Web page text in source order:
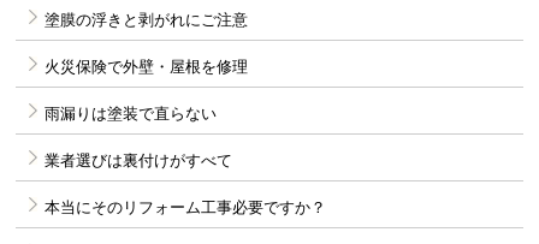
塗膜の浮きと剥がれにご注意
火災保険で外壁・屋根を修理
雨漏りは塗装で直らない
業者選びは裏付けがすべて
本当にそのリフォーム工事必要ですか？